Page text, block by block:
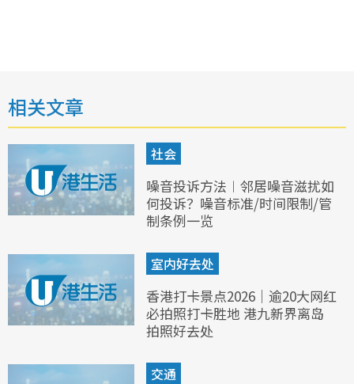
相关文章
社会
噪音投诉方法︱邻居噪音滋扰如
何投诉？噪音标准/时间限制/管
制条例一览
室内好去处
香港打卡景点2026｜逾20大网红
必拍照打卡胜地 港九新界离岛
拍照好去处
交通